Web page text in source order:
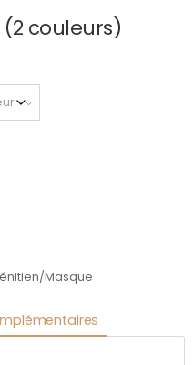
couleurs)
Masque